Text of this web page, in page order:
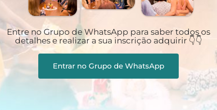
Entre no Grupo de WhatsApp para saber todos os
detalhes e realizar a sua inscrição adquirir 👇👇
Entrar no Grupo de WhatsApp